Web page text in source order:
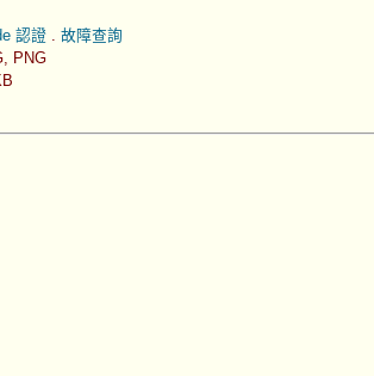
認證. 故障查詢
PNG